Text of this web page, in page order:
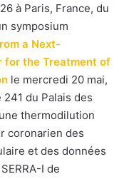
à Paris, France, du
symposium
a Next-
for the Treatment of
le mercredi 20 mai,
241 du Palais des
thermodilution
coronarien des
et des données
I de